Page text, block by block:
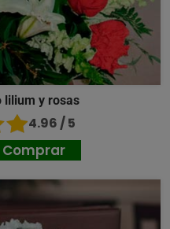
lilium y rosas
4.96 / 5
Comprar